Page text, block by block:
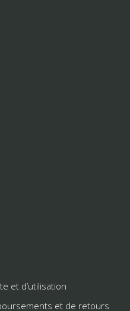
et d’utilisation
et de retours